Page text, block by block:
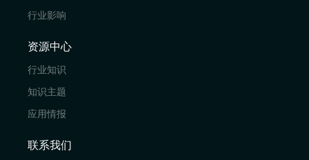
行业影响
资源中心
行业知识
知识主题
应用情报
联系我们